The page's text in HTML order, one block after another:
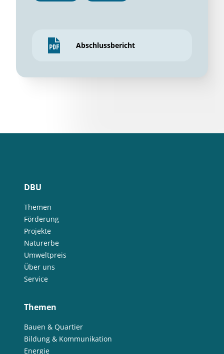
Abschlussbericht
DBU
Themen
Förderung
Projekte
Naturerbe
Umweltpreis
Über uns
Service
Themen
Bauen & Quartier
Bildung & Kommunikation
Energie